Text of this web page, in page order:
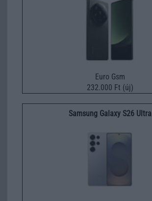
Euro Gsm
232.000 Ft (új)
Samsung Galaxy S26 Ultra